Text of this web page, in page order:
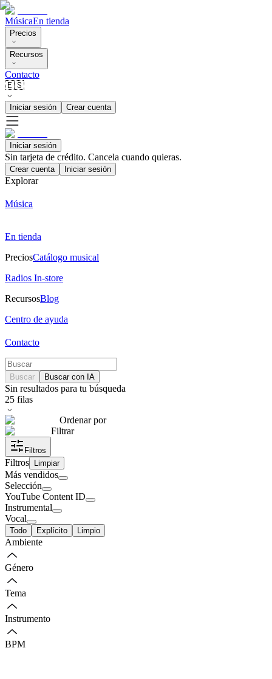
MúsicaEn tienda
Precios
Recursos
Contacto
🇪🇸
Iniciar sesión Crear cuenta
Iniciar sesión
Sin tarjeta de crédito. Cancela cuando quieras.
Crear cuenta Iniciar sesión
Explorar
Música
En tienda
PreciosCatálogo musical
Radios In-store
RecursosBlog
Centro de ayuda
Contacto
Buscar Buscar con IA
Sin resultados para tu búsqueda
25 filas
Ordenar por
Filtrar
Filtros
Filtros Limpiar
Más vendidos
Selección
YouTube Content ID
Instrumental
Vocal
Todo Explícito Limpio
Ambiente
Género
Tema
Instrumento
BPM